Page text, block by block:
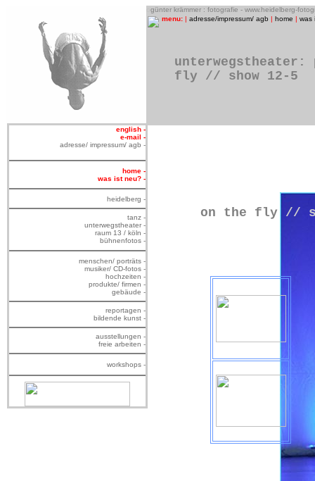
günter krämmer : fotografie - www.heidelberg-
menu: | adresse/impressum/ agb | home | was
fly // show 12-5
on the fly //
english -
e-mail -
adresse/ impressum/ agb -
home -
was ist neu? -
heidelberg -
tanz -
unterwegstheater -
raum 13 / köln -
bühnenfotos -
menschen/ porträts -
musiker/ CD-fotos -
hochzeiten -
produkte/ firmen -
gebäude -
reportagen -
bildende kunst -
ausstellungen -
freie arbeiten -
workshops -